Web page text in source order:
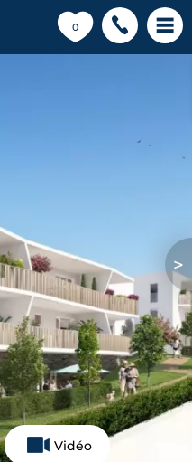
0
💗
>
Vidéo